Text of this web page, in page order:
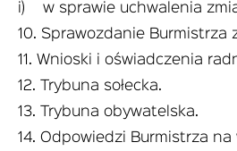
i) w sprawie uchwalenia
10. Sprawozdanie Burmistrza
11. Wnioski i oświadczenia
12. Trybuna sołecka.
13. Trybuna obywatelska.
14. Odpowiedzi Burmistrza na